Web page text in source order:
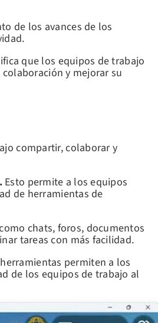
de los avances de los
que los equipos de trabajo
y mejorar su
compartir, colaborar y
Esto permite a los equipos
de herramientas de
chats, foros, documentos
tareas con más facilidad.
permiten a los
de los equipos de trabajo al